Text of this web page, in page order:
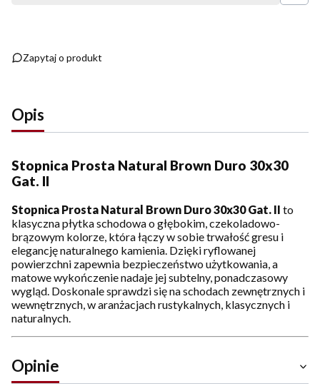
Zapytaj o produkt
Opis
Stopnica Prosta Natural Brown Duro 30x30
Gat. II
Stopnica Prosta Natural Brown Duro 30x30 Gat. II to
klasyczna płytka schodowa o głębokim, czekoladowo-
brązowym kolorze, która łączy w sobie trwałość gresu i
elegancję naturalnego kamienia. Dzięki ryflowanej
powierzchni zapewnia bezpieczeństwo użytkowania, a
matowe wykończenie nadaje jej subtelny, ponadczasowy
wygląd. Doskonale sprawdzi się na schodach zewnętrznych i
wewnętrznych, w aranżacjach rustykalnych, klasycznych i
naturalnych.
Opinie